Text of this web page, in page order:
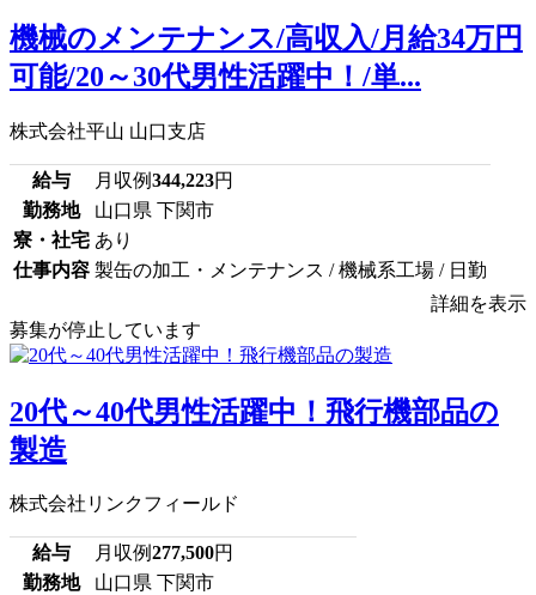
機械のメンテナンス/高収入/月給34万円
可能/20～30代男性活躍中！/単...
株式会社平山 山口支店
給与 月収例344,223円
勤務地
山口県 下関市
寮・社宅 あり
仕事内容 製缶の加工・メンテナンス / 機械系工場 / 日勤
詳細を表示
募集が停止しています
20代～40代男性活躍中！飛行機部品の
製造
株式会社リンクフィールド
給与 月収例277,500円
勤務地
山口県 下関市